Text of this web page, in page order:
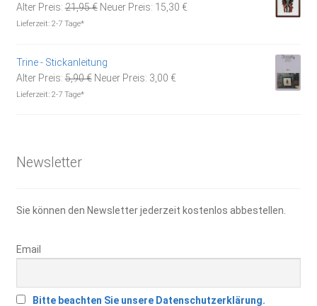
Alter Preis: 21,95€ Ursprünglicher
Neuer Preis: 15,30 €Aktueller
Lieferzeit: 2-7 Tage*
Trine - Stickanleitung
Alter Preis: 5,90€ Ursprünglicher
Neuer Preis: 3,00 €Aktueller
Lieferzeit: 2-7 Tage*
Newsletter
Sie können den Newsletter jederzeit kostenlos abbestellen.
Email
Bitte beachten Sie unsere Datenschutzerklärung.